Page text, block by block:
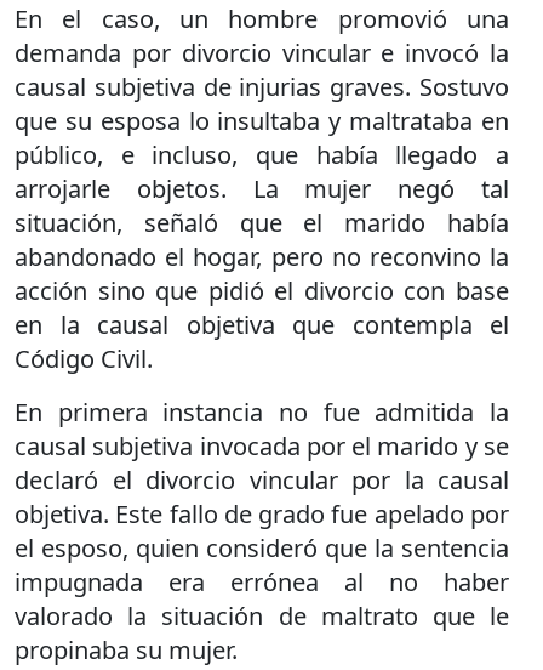
En el caso, un hombre promovió una
demanda por divorcio vincular e invocó la
causal subjetiva de injurias graves. Sostuvo
que su esposa lo insultaba y maltrataba en
público, e incluso, que había llegado a
arrojarle objetos. La mujer negó tal
situación, señaló que el marido había
abandonado el hogar, pero no reconvino la
acción sino que pidió el divorcio con base
en la causal objetiva que contempla el
Código Civil.
En primera instancia no fue admitida la
causal subjetiva invocada por el marido y se
declaró el divorcio vincular por la causal
objetiva. Este fallo de grado fue apelado por
el esposo, quien consideró que la sentencia
impugnada era errónea al no haber
valorado la situación de maltrato que le
propinaba su mujer.